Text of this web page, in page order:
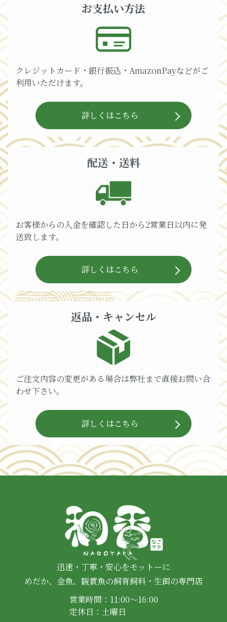
お支払い方法
クレジットカード・銀行振込・AmazonPayなどがご
利用いただけます。
詳しくはこちら
配送・送料
お客様からの入金を確認した日から2営業日以内に発
送致します。
詳しくはこちら
返品・キャンセル
ご注文内容の変更がある場合は弊社まで直接お問い合
わせ下さい。
詳しくはこちら
迅速・丁寧・安心をモットーに
めだか、金魚、観賞魚の飼育飼料・生餌の専門店
営業時間：11:00～16:00
定休日：土曜日